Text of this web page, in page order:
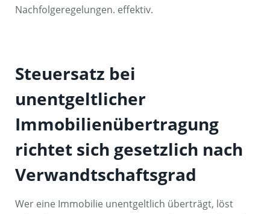
Nachfolgeregelungen. effektiv.
Steuersatz bei
unentgeltlicher
Immobilienübertragung
richtet sich gesetzlich nach
Verwandtschaftsgrad
Wer eine Immobilie unentgeltlich überträgt, löst